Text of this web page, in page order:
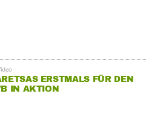
ERSTMALS FÜR DEN
IN AKTION